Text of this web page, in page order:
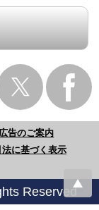
広告のご案内
に基づく表示
Reserved